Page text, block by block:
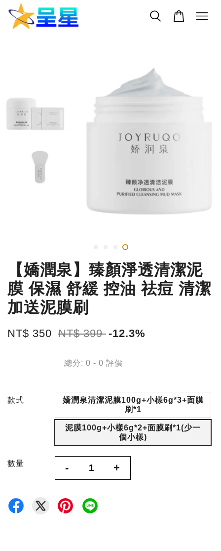
【嬌潤泉】臻顏淨透清潔泥
膜 保濕 舒緩 控油 祛痘 清潔
加送泥膜刷
NT$ 350 NT$ 399 -12.3%
總分: 0 - 0 評價
款式
嬌潤泉清潔泥膜100g+小樣6g*3+面膜
刷*1
泥膜100g+小樣6g*2+面膜刷*1(少一
個小樣)
數量 - +